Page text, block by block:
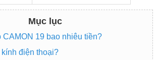
Mục lục
CAMON 19 bao nhiêu tiền?
điện thoại?